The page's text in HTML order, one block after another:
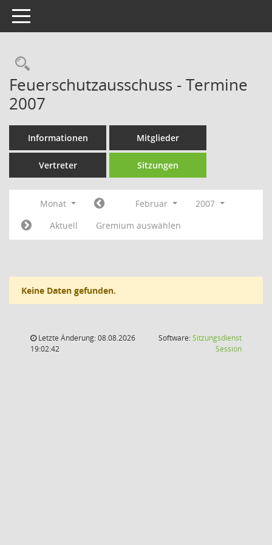
Toggle navigation
Rechercheauswahl
Feuerschutzausschuss - Termine
2007
Informationen Mitglieder
Vertreter Sitzungen
Monat Februar
2007
Aktuell
Gremium auswählen
Keine Daten gefunden.
Letzte Änderung: 08.08.2026
19:02:42
Software:Sitzungsdienst
Session(Wird in